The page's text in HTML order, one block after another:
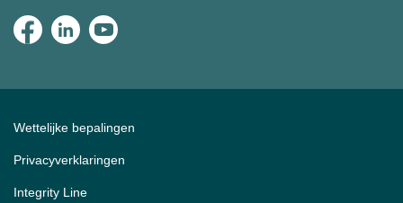
Wettelijke bepalingen
Privacyverklaringen
Integrity Line